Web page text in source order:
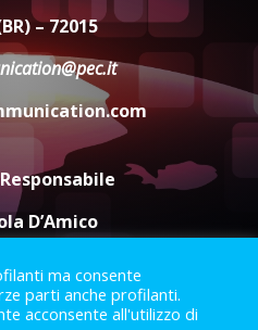
06:05
Scianaro: “Profonda
per esclusione dal
di calcio”
06:00
– 72015
D’Amico
Privacy Policy
Legali
ma consente
parti anche profilanti.
acconsente all'utilizzo di